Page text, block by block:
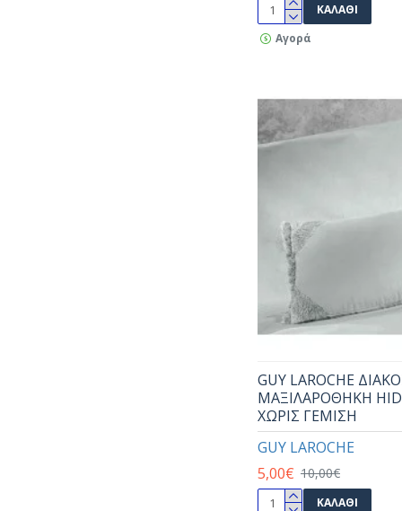
ΚΑΛΆΘΙ
Αγορά
GUY LAROCHE
GUY LAROCHE
ΜΑΞΙΛΑΡΟΘΗΚΗ HIDI
ΧΩΡΙΣ ΓΕΜΙΣΗ
5,00€ 10,00€
ΚΑΛΆΘΙ